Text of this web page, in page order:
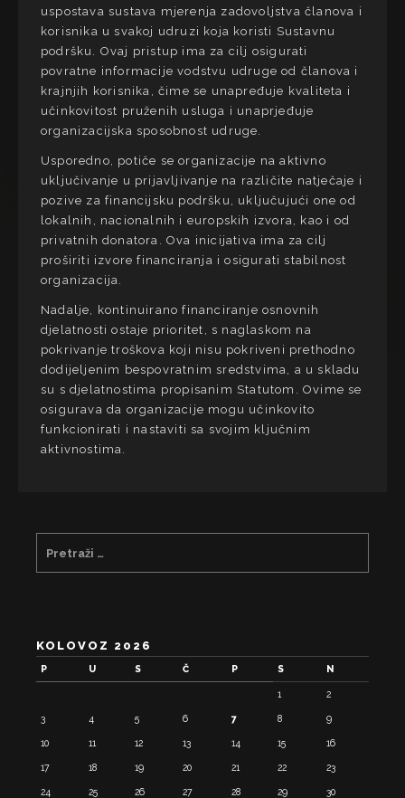
uspostava sustava mjerenja zadovoljstva članova i
korisnika u svakoj udruzi koja koristi Sustavnu
podršku. Ovaj pristup ima za cilj osigurati
povratne informacije vodstvu udruge od članova i
krajnjih korisnika, čime se unapređuje kvaliteta i
učinkovitost pruženih usluga i unaprjeđuje
organizacijska sposobnost udruge.
Usporedno, potiče se organizacije na aktivno
uključivanje u prijavljivanje na različite natječaje i
pozive za financijsku podršku, uključujući one od
lokalnih, nacionalnih i europskih izvora, kao i od
privatnih donatora. Ova inicijativa ima za cilj
proširiti izvore financiranja i osigurati stabilnost
organizacija.
Nadalje, kontinuirano financiranje osnovnih
djelatnosti ostaje prioritet, s naglaskom na
pokrivanje troškova koji nisu pokriveni prethodno
dodijeljenim bespovratnim sredstvima, a u skladu
su s djelatnostima propisanim Statutom. Ovime se
osigurava da organizacije mogu učinkovito
funkcionirati i nastaviti sa svojim ključnim
aktivnostima.
KOLOVOZ 2026
P U S Č P S N
1 2
3 4 5 6 7 8 9
10 11 12 13 14 15 16
17 18 19 20 21 22 23
24 25 26 27 28 29 30